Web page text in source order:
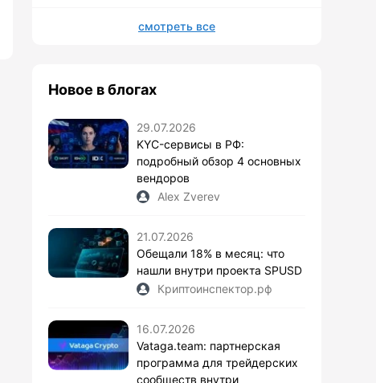
смотреть все
Новое в блогах
29.07.2026
KYC-сервисы в РФ:
подробный обзор 4 основных
вендоров
Alex Zverev
21.07.2026
Обещали 18% в месяц: что
нашли внутри проекта SPUSD
Криптоинспектор.рф
16.07.2026
Vataga.team: партнерская
программа для трейдерских
сообществ внутри